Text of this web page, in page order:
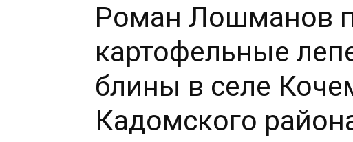
Роман Лошманов
картофельные
блины в селе
Кадомского